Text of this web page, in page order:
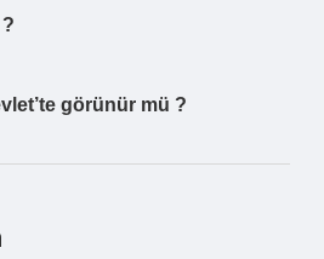
görünür mü ?